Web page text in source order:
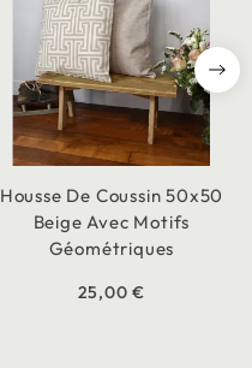
Housse De Coussin 50x50
Beige Avec Motifs
Géométriques
25,00 €